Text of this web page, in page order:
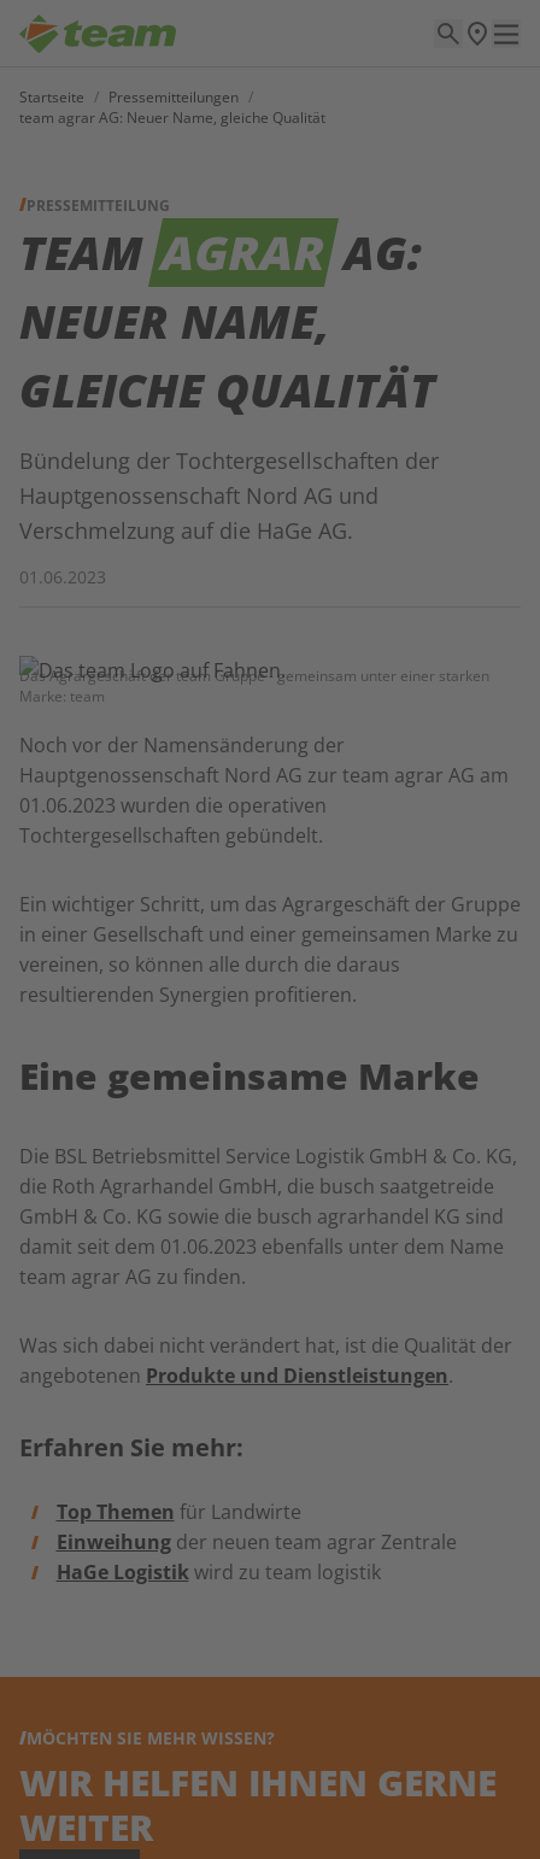
Startseite / Pressemitteilungen /
team agrar AG: Neuer Name, gleiche Qualität
PRESSEMITTEILUNG
TEAMAGRARAG:
NEUER NAME,
GLEICHE QUALITÄT
Bündelung der Tochtergesellschaften der
Hauptgenossenschaft Nord AG und
Verschmelzung auf die HaGe AG.
01.06.2023
Das Agrargeschäft der team Gruppe - gemeinsam unter einer starken
Marke: team
Noch vor der Namensänderung der
Hauptgenossenschaft Nord AG zur team agrar AG am
01.06.2023 wurden die operativen
Tochtergesellschaften gebündelt.
Ein wichtiger Schritt, um das Agrargeschäft der Gruppe
in einer Gesellschaft und einer gemeinsamen Marke zu
vereinen, so können alle durch die daraus
resultierenden Synergien profitieren.
Eine gemeinsame Marke
Die BSL Betriebsmittel Service Logistik GmbH & Co. KG,
die Roth Agrarhandel GmbH, die busch saatgetreide
GmbH & Co. KG sowie die busch agrarhandel KG sind
damit seit dem 01.06.2023 ebenfalls unter dem Name
team agrar AG zu finden.
Was sich dabei nicht verändert hat, ist die Qualität der
angebotenen Produkte und Dienstleistungen.
Erfahren Sie mehr:
Top Themen für Landwirte
Einweihungder neuen team agrar Zentrale
HaGe Logistikwird zu team logistik
MÖCHTEN SIE MEHR WISSEN?
WIR HELFEN IHNEN GERNE
WEITER